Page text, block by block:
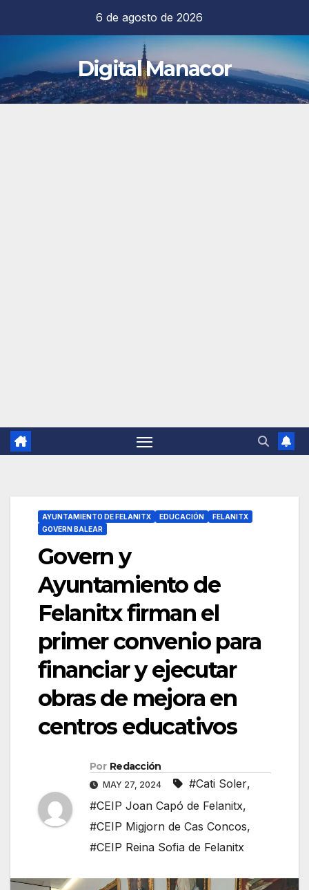
contenido
6 de agosto de 2026
Digital Manacor
AYUNTAMIENTO DE FELANITX EDUCACIÓN
FELANITX
GOVERN BALEAR
Govern y
Ayuntamiento de
Felanitx firman el
primer convenio para
financiar y ejecutar
obras de mejora en
centros educativos
Por Redacción
MAY 27, 2024 #Cati Soler,
#CEIP Joan Capó de Felanitx,
#CEIP Migjorn de Cas Concos,
#CEIP Reina Sofia de Felanitx